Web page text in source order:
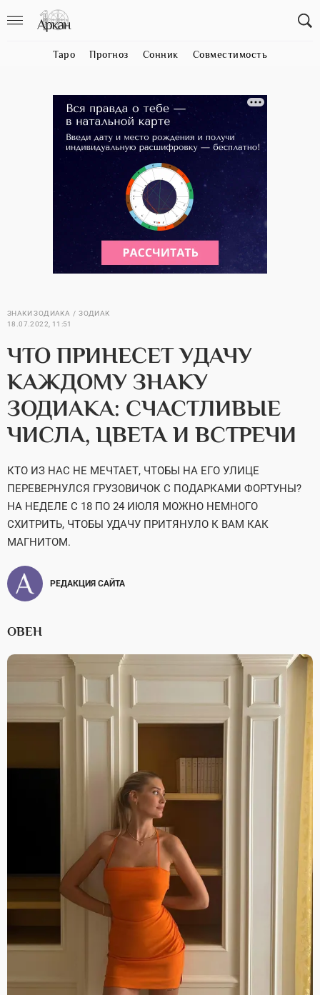
Таро Прогноз Сонник Совместимость
ЗНАКИ ЗОДИАКА
ЗОДИАК
18.07.2022, 11:51
ЧТО ПРИНЕСЕТ УДАЧУ
КАЖДОМУ ЗНАКУ
ЗОДИАКА: СЧАСТЛИВЫЕ
ЧИСЛА, ЦВЕТА И ВСТРЕЧИ
КТО ИЗ НАС НЕ МЕЧТАЕТ, ЧТОБЫ НА ЕГО УЛИЦЕ
ПЕРЕВЕРНУЛСЯ ГРУЗОВИЧОК С ПОДАРКАМИ ФОРТУНЫ?
НА НЕДЕЛЕ С 18 ПО 24 ИЮЛЯ МОЖНО НЕМНОГО
СХИТРИТЬ, ЧТОБЫ УДАЧУ ПРИТЯНУЛО К ВАМ КАК
МАГНИТОМ.
РЕДАКЦИЯ САЙТА
ОВЕН